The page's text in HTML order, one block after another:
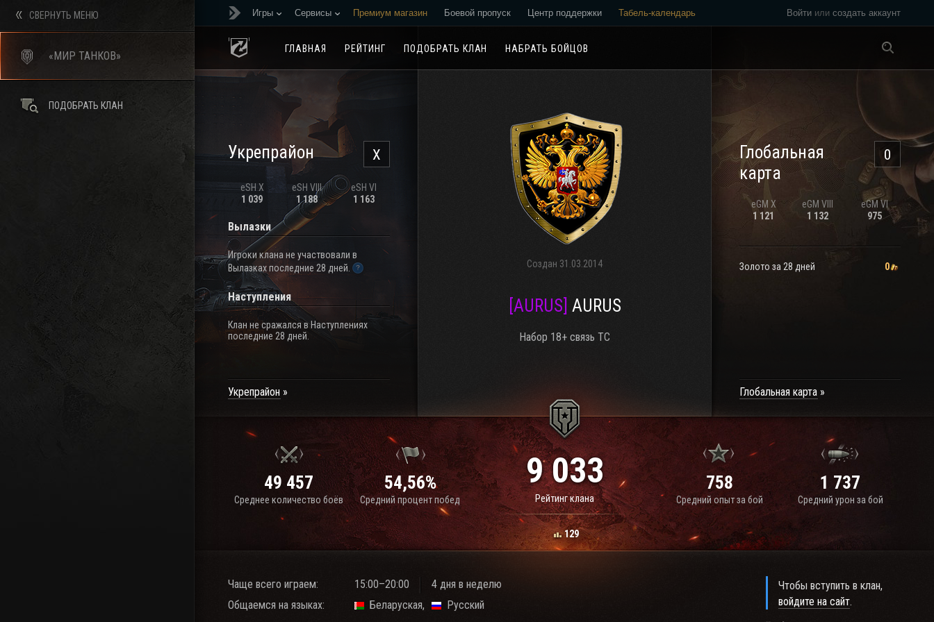
Войти или создать аккаунт
Игры Сервисы Премиум магазин Боевой пропуск Центр поддержки Табель-календарь
ГЛАВНАЯ РЕЙТИНГ ПОДОБРАТЬ КЛАН НАБРАТЬ БОЙЦОВ
X
Укрепрайон
eSH X
1 039
eSH VIII
1 188
eSH VI
1 163
Вылазки
Игроки клана не участвовали в
Вылазках последние 28 дней.
Наступления
Клан не сражался в Наступлениях
последние 28 дней.
Укрепрайон
Создан 31.03.2014
[AURUS] AURUS
Набор 18+ связь ТС
0
Глобальная
карта
eGM X
1 121
eGM VIII
1 132
eGM VI
975
Золото за 28 дней 0
Глобальная карта
49 457
Среднее количество боёв
54,56%
Средний процент побед
9 033
Рейтинг клана
129
758
Средний опыт за бой
1 737
Средний урон за бой
Чаще всего играем: 15:00–20:00
4 дня в неделю
Общаемся на языках:
Беларуская Русский
Чтобы вступить в клан,
войдите на сайт.
СВЕРНУТЬ МЕНЮ
«МИР ТАНКОВ»
ПОДОБРАТЬ КЛАН